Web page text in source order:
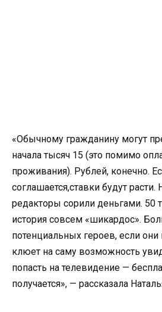
«Обычному гражданину могут
начала тысяч 15 (это помимо
проживания). Рублей, конечно.
соглашается,ставки будут расти.
редакторы сорили деньгами. 50
история совсем «шикардос».
потенциальных героев, если
клюет на саму возможность
попасть на телевидение —
получается», — рассказала